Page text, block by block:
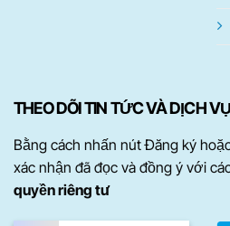
THEO DÕI TIN TỨC VÀ DỊCH VỤ
Bằng cách nhấn nút Đăng ký
xác nhận đã đọc và đồng ý với
quyền riêng tư